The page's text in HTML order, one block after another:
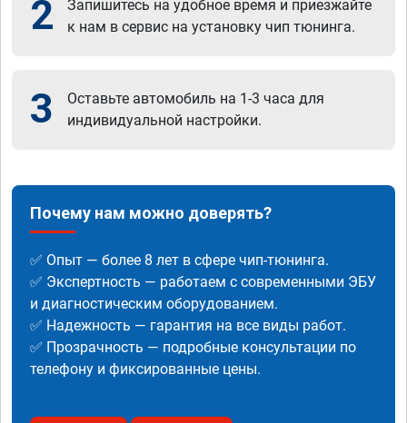
2
Запишитесь на удобное время и приезжайте
к нам в сервис на установку чип тюнинга.
3
Оставьте автомобиль на 1-3 часа для
индивидуальной настройки.
Почему нам можно доверять?
✅ Опыт — более 8 лет в сфере чип-тюнинга.
✅ Экспертность — работаем с современными ЭБУ
и диагностическим оборудованием.
✅ Надежность — гарантия на все виды работ.
✅ Прозрачность — подробные консультации по
телефону и фиксированные цены.